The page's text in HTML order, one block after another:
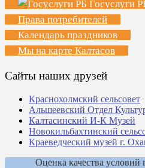
Госуслуги
Права потребителей
Календарь праздников
Мы на карте Калтасов
Сайты наших друзей
Краснохолмский сельсовет
Альшеевский Отдел
Калтасинский И-К Музей
Новокильбахтинский
Краеведческий музей г.
Оценка качества условий